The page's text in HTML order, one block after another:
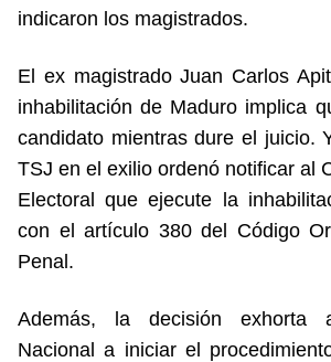
indicaron los magistrados.
El ex magistrado Juan Carlos
inhabilitación de Maduro implica
candidato mientras dure el juicio.
TSJ en el exilio ordenó notificar al
Electoral que ejecute la
con el artículo 380 del Código
Penal.
Además, la decisión exhorta
Nacional a iniciar el